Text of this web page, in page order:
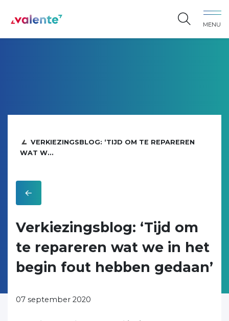
MENU
VERKIEZINGSBLOG: ‘TIJD OM TE REPAREREN
WAT W...
Verkiezingsblog: ‘Tijd om
te repareren wat we in het
begin fout hebben gedaan’
07 september 2020